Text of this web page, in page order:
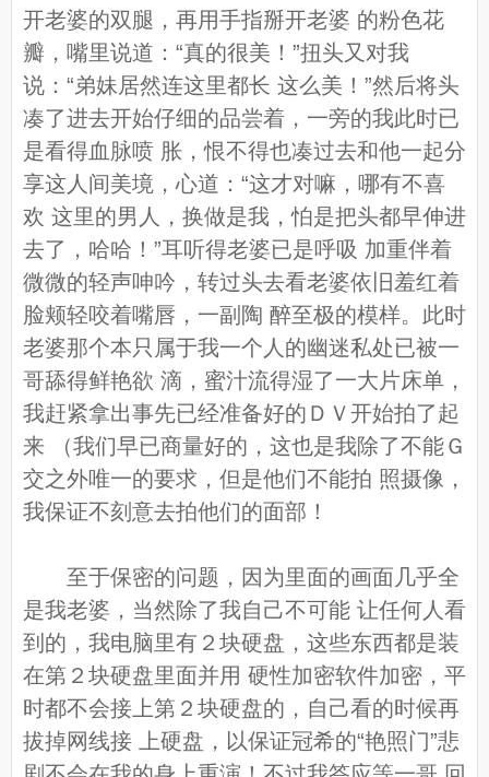
开老婆的双腿，再用手指掰开老婆 的粉色花
瓣，嘴里说道：“真的很美！”扭头又对我
说：“弟妹居然连这里都长 这么美！”然后将头
凑了进去开始仔细的品尝着，一旁的我此时已
是看得血脉喷 胀，恨不得也凑过去和他一起分
享这人间美境，心道：“这才对嘛，哪有不喜
欢 这里的男人，换做是我，怕是把头都早伸进
去了，哈哈！”耳听得老婆已是呼吸 加重伴着
微微的轻声呻吟，转过头去看老婆依旧羞红着
脸颊轻咬着嘴唇，一副陶 醉至极的模样。此时
老婆那个本只属于我一个人的幽迷私处已被一
哥舔得鲜艳欲 滴，蜜汁流得湿了一大片床单，
我赶紧拿出事先已经准备好的ＤＶ开始拍了起
来 （我们早已商量好的，这也是我除了不能Ｇ
交之外唯一的要求，但是他们不能拍 照摄像，
我保证不刻意去拍他们的面部！
至于保密的问题，因为里面的画面几乎全
是我老婆，当然除了我自己不可能 让任何人看
到的，我电脑里有２块硬盘，这些东西都是装
在第２块硬盘里面并用 硬性加密软件加密，平
时都不会接上第２块硬盘的，自己看的时候再
拔掉网线接 上硬盘，以保证冠希的“艳照门”悲